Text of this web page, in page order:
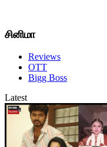
சினிமா
Reviews
OTT
Bigg Boss
Latest